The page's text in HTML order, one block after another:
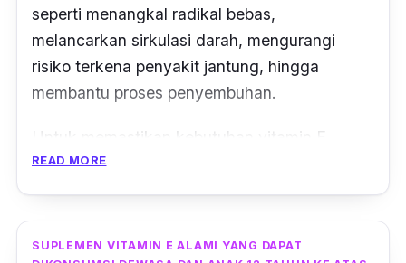
seperti menangkal radikal bebas,
melancarkan sirkulasi darah, mengurangi
risiko terkena penyakit jantung, hingga
membantu proses penyembuhan.
Untuk memastikan kebutuhan vitamin E
harianmu terpenuhi dengan baik, sehingga
kamu dapat memperoleh manfaatnya, cobalah
untuk mengonsumsi Nature’s Health Vitamin
E 400 IU.
READ MORE
SUPLEMEN VITAMIN E ALAMI YANG DAPAT